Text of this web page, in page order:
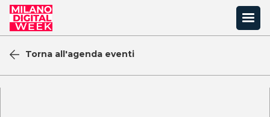
Torna all'agenda eventi